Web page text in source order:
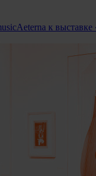
к выставке